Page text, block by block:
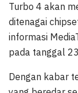
Turbo 4 akan
ditenagai
informasi
pada tanggal
Dengan kabar